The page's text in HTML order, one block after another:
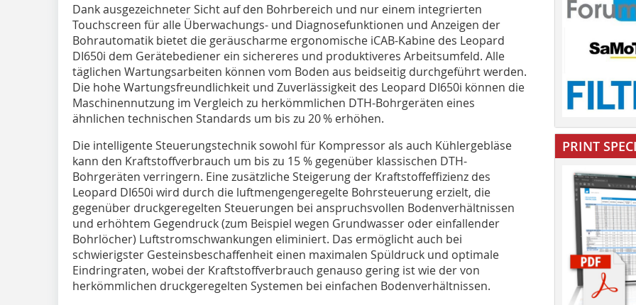
Dank ausgezeichneter Sicht auf den Bohrbereich und nur einem integrierten
Touchscreen für alle Überwachungs- und Diagnosefunktionen und Anzeigen der
Bohrautomatik bietet die geräuscharme ergonomische iCAB-Kabine des Leopard
DI650i dem Gerätebediener ein sichereres und produktiveres Arbeitsumfeld. Alle
täglichen Wartungsarbeiten können vom Boden aus beidseitig durchgeführt werden.
Die hohe Wartungsfreundlichkeit und Zuverlässigkeit des Leopard DI650i können die
Maschinennutzung im Vergleich zu herkömmlichen DTH-Bohrgeräten eines
ähnlichen technischen Standards um bis zu 20 % erhöhen.
Die intelligente Steuerungstechnik sowohl für Kompressor als auch Kühlergebläse
kann den Kraftstoffverbrauch um bis zu 15 % gegenüber klassischen DTH-
Bohrgeräten verringern. Eine zusätzliche Steigerung der Kraftstoffeffizienz des
Leopard DI650i wird durch die luftmengengeregelte Bohrsteuerung erzielt, die
gegenüber druckgeregelten Steuerungen bei anspruchsvollen Bodenverhältnissen
und erhöhtem Gegendruck (zum Beispiel wegen Grundwasser oder einfallender
Bohrlöcher) Luftstromschwankungen eliminiert. Das ermöglicht auch bei
schwierigster Gesteinsbeschaffenheit einen maximalen Spüldruck und optimale
Eindringraten, wobei der Kraftstoffverbrauch genauso gering ist wie der von
herkömmlichen druckgeregelten Systemen bei einfachen Bodenverhältnissen.
PRINT